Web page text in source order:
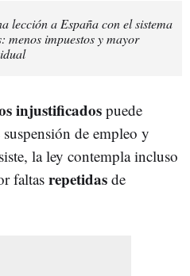
lección a España con el sistema
menos impuestos y mayor
injustificados puede
suspensión de empleo y
la ley contempla incluso
faltasrepetidas de